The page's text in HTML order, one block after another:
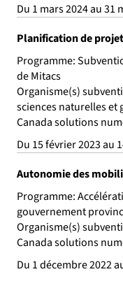
Du 1 mars 2024 au 31
Planification de
Programme:
de Mitacs
Organisme(s)
sciences naturelles et
Canada solutions
Du 15 février 2023 au
Autonomie des
Programme:
gouvernement
Organisme(s)
Canada solutions
Du 1 décembre 2022